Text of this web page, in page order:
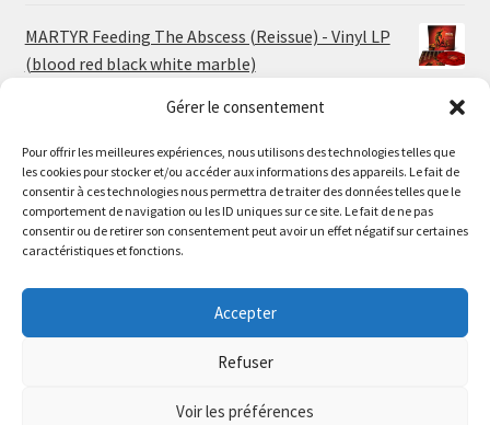
Gérer le consentement
Pour offrir les meilleures expériences, nous utilisons des technologies telles que
les cookies pour stocker et/ou accéder aux informations des appareils. Le fait de
consentir à ces technologies nous permettra de traiter des données telles que le
comportement de navigation ou les ID uniques sur ce site. Le fait de ne pas
consentir ou de retirer son consentement peut avoir un effet négatif sur certaines
caractéristiques et fonctions.
Accepter
Refuser
Voir les préférences
Le magasin de Lyon sera fermé du 30 juillet au 17 août
inclus. Les commandes seront expédiées à partir du 18
The physical record shop will be closed from july 30th to
august 17th included. Online orders will start shipping on
august 18th.
MARTYR Feeding The Abscess (Reissue) - Vinyl LP
(blood red black white marble)
MARTYR Warp Zone (Reissue) - Vinyl LP (swamp
green orange marble)
23.00€